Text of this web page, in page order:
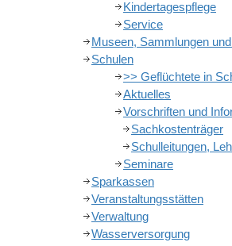
Kindertagespflege
Service
Museen, Sammlungen
Schulen
>> Geflüchtete in
Aktuelles
Vorschriften und
Sachkostenträger
Schulleitungen,
Seminare
Sparkassen
Veranstaltungsstätten
Verwaltung
Wasserversorgung